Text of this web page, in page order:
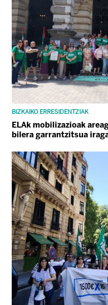
BIZKAIKO ERRESIDENTZIAK
ELAk mobilizazioak
bilera garrantzitsua